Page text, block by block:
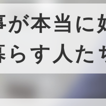
が本当
らす人